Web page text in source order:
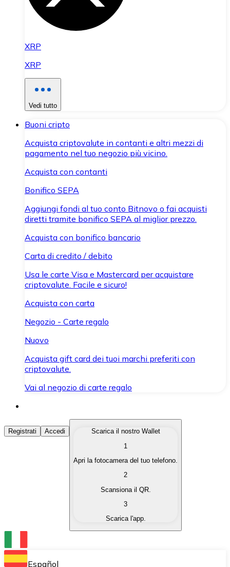
XRP
XRP
Vedi tutto
Buoni cripto
Acquista criptovalute in contanti e altri mezzi di
pagamento nel tuo negozio più vicino.
Acquista con contanti
Bonifico SEPA
Aggiungi fondi al tuo conto Bitnovo o fai acquisti
diretti tramite bonifico SEPA al miglior prezzo.
Acquista con bonifico bancario
Carta di credito / debito
Usa le carte Visa e Mastercard per acquistare
criptovalute. Facile e sicuro!
Acquista con carta
Negozio - Carte regalo
Nuovo
Acquista gift card dei tuoi marchi preferiti con
criptovalute.
Vai al negozio di carte regalo
Acquista Criptovalute
Acquista le criptovalute che ti interessano in modo
Converti le tue criptovalute in valuta fiat quando ne
Scambia una criptovaluta con un'altra
Conserva le tue cripto in un Wallet self-custodial.
Registrati Accedi
Scarica il nostro Wallet
1
Apri la fotocamera del tuo telefono.
2
Scansiona il QR.
3
Scarica l'app.
Español